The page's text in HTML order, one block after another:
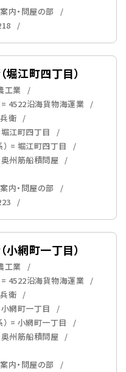
内・問屋の部
堀江町四丁目）
工業
4522沿海貨物海運業
衛
堀江町四丁目
= 堀江町四丁目
奥州筋船積問屋
内・問屋の部
小網町一丁目）
工業
4522沿海貨物海運業
衛
小網町一丁目
= 小網町一丁目
奥州筋船積問屋
内・問屋の部